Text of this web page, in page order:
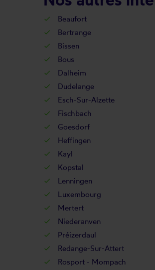
Beaufort
Bertrange
Bissen
Bous
Dalheim
Dudelange
Esch-Sur-Alzette
Fischbach
Goesdorf
Heffingen
Kayl
Kopstal
Lenningen
Luxembourg
Mertert
Niederanven
Préizerdaul
Redange-Sur-Attert
Rosport - Mompach